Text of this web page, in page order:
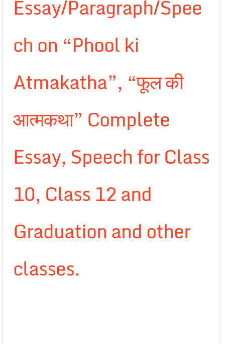
Essay/Paragraph/Spee
ch on “Phool ki
Atmakatha”, “फूल की
आत्मकथा” Complete
Essay, Speech for Class
10, Class 12 and
Graduation and other
classes.